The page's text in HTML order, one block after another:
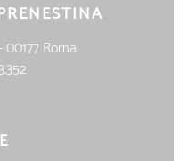
Roma